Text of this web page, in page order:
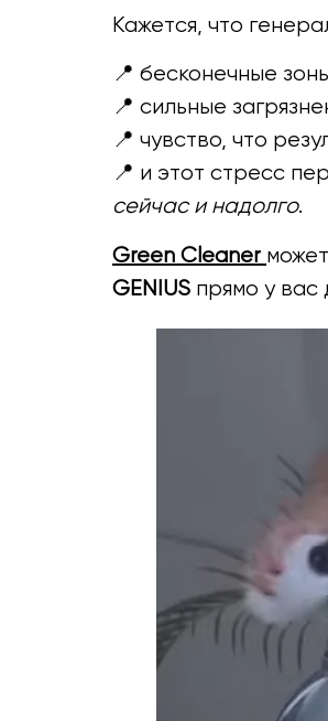
Кажется, что
📍 бесконечные
📍 сильные
📍 чувство, что
📍 и этот стресс
сейчас и надолго.
Green Cleaner
GENIUS прямо у